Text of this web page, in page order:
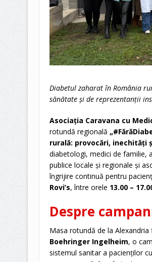
Diabetul zaharat în România
sănătate și de reprezentanții
Asociația Caravana cu
rotundă regională
rurală: provocări, inechități
diabetologi, medici de familie,
publice locale și regionale și
îngrijire continuă pentru
Rovi’s, între orele 13.00 –
Despre
Masa rotundă de la
Boehringer Ingelheim, o
sistemul sanitar a pacienților